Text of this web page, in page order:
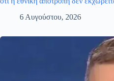
6 Αυγούστου, 2026